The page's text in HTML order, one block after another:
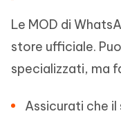
Le MOD di
store ufficiale.
specializzati, ma
Assicurati che